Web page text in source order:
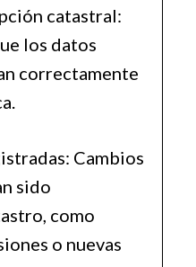
catastral:
los datos
correctamente
Cambios
sido
como
o nuevas